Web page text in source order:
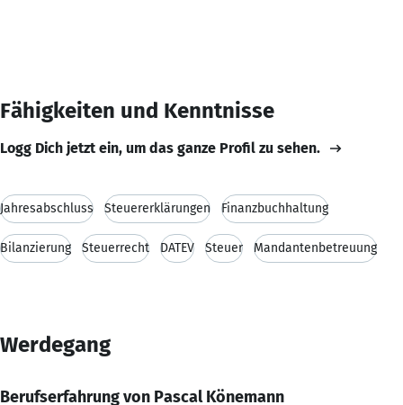
Fähigkeiten und Kenntnisse
Logg Dich jetzt ein, um das ganze Profil zu sehen.
Jahresabschluss Steuererklärungen Finanzbuchhaltung
Bilanzierung Steuerrecht DATEV Steuer Mandantenbetreuung
Werdegang
Berufserfahrung von Pascal Könemann